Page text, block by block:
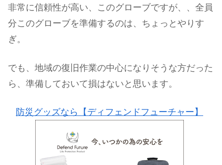
非常に信頼性が高い、このグローブですが、、全員
分このグローブを準備するのは、ちょっとやりす
ぎ。
でも、地域の復旧作業の中心になりそうな方だった
ら、準備しておいて損はないと思います。
防災グッズなら【ディフェンドフューチャー】